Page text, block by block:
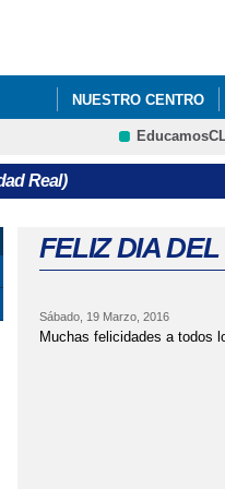
NUESTRO CENTRO
Real)
FELIZ DIA
Sábado, 19 Marzo, 2016
Muchas felicidades a todos